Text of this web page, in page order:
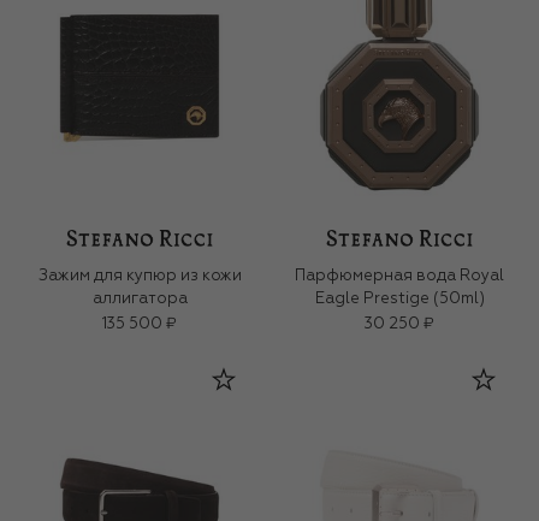
Зажим для купюр из кожи
аллигатора
135 500 ₽
Парфюмерная вода Royal
Eagle Prestige (50ml)
30 250 ₽